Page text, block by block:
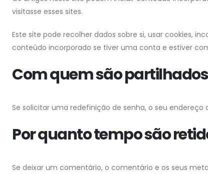
visitasse esses sites.
Este site pode recolher dados sobre si, usar cookies,
conteúdo incorporado se tiver uma conta e estiver
Com quem são
Se solicitar uma redefinição de senha, o seu endereço
Por quanto tempo são
Se deixar um comentário, o comentário e os seus